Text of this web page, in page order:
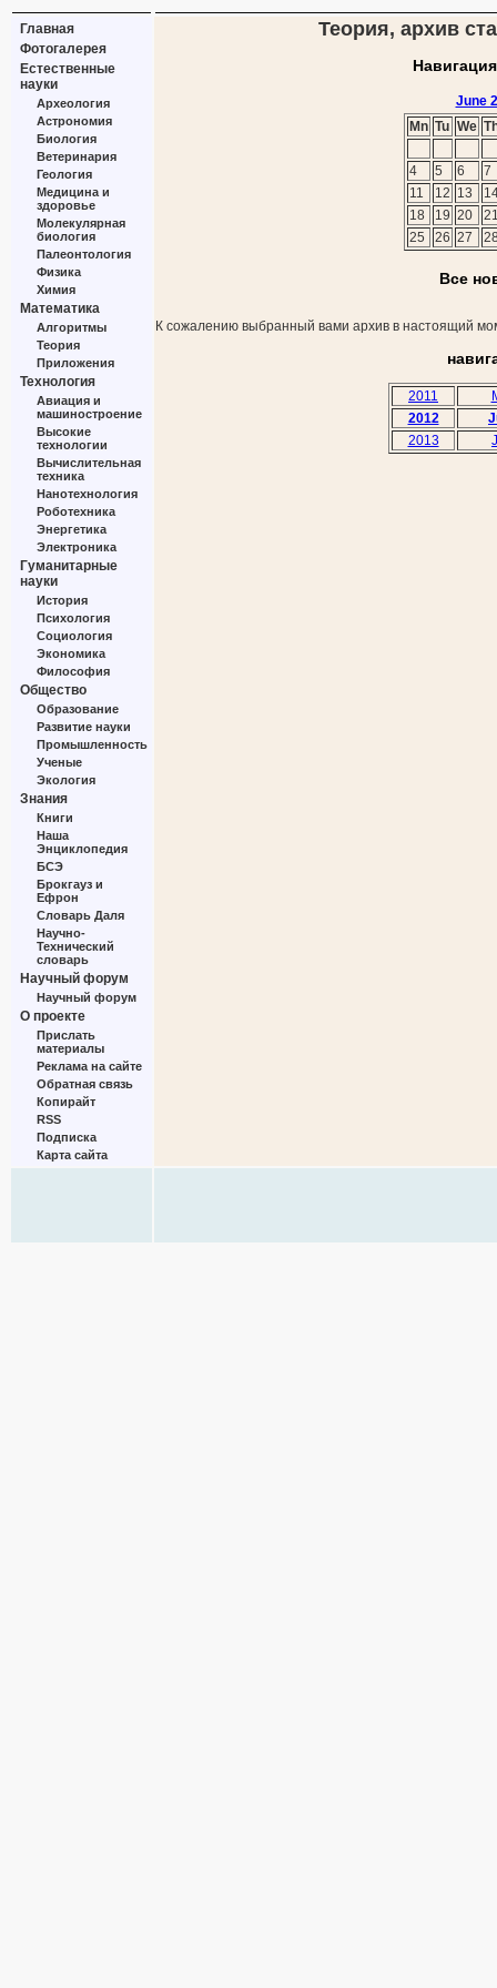
Главная
Фотогалерея
Естественные
науки
Археология
Астрономия
Биология
Ветеринария
Геология
Медицина и
здоровье
Молекулярная
биология
Палеонтология
Физика
Химия
Математика
Алгоритмы
Теория
Приложения
Технология
Авиация и
машиностроение
Высокие
технологии
Вычислительная
техника
Нанотехнология
Роботехника
Энергетика
Электроника
Гуманитарные
науки
История
Психология
Социология
Экономика
Философия
Общество
Образование
Развитие науки
Промышленность
Ученые
Экология
Знания
Книги
Наша
Энциклопедия
БСЭ
Брокгауз и
Ефрон
Словарь Даля
Научно-
Технический
словарь
Научный форум
Научный форум
О проекте
Прислать
материалы
Реклама на сайте
Обратная связь
Копирайт
RSS
Подписка
Карта сайта
Теория, архив
June
Mn Tu We
4 5 6
7
11
12 13
18
19 20
25
26 27
Все
К сожалению выбранный вами архив в настоящий
2011
2012
2013